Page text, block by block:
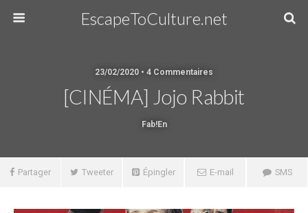
EscapeToCulture.net
23/02/2020 • 4 Commentaires
[CINÉMA] Jojo Rabbit
Fab!en
Partager Tweeter Épingler E-mail SMS